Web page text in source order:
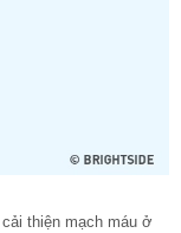
thiện mạch máu ở